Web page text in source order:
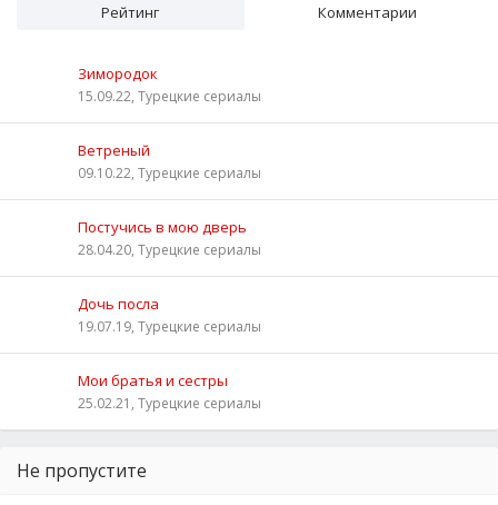
Рейтинг Комментарии
Зимородок
15.09.22, Турецкие сериалы
Ветреный
09.10.22, Турецкие сериалы
Постучись в мою дверь
28.04.20, Турецкие сериалы
Дочь посла
19.07.19, Турецкие сериалы
Мои братья и сестры
25.02.21, Турецкие сериалы
Не пропустите